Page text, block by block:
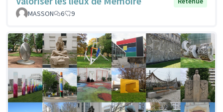
MASSON
6 9